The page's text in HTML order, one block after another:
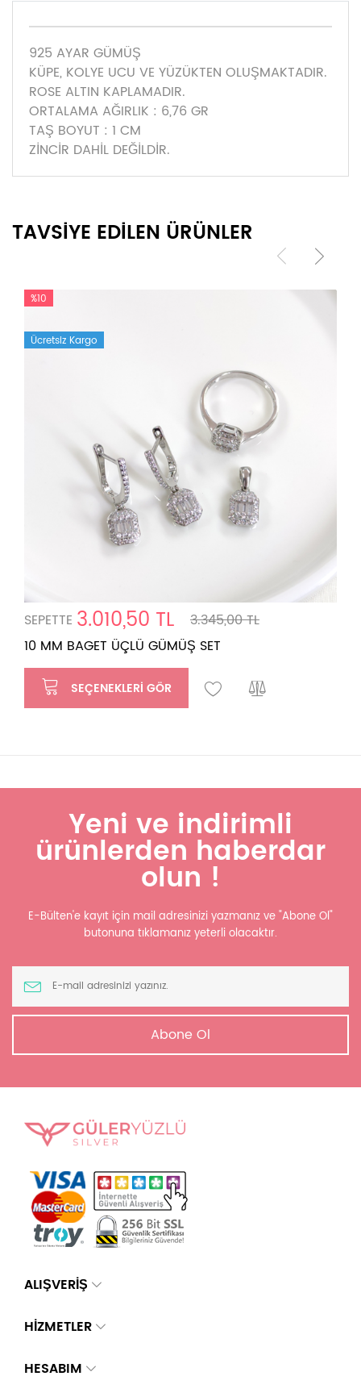
925 AYAR GÜMÜŞ
KÜPE, KOLYE UCU VE YÜZÜKTEN OLUŞMAKTADIR.
ROSE ALTIN KAPLAMADIR.
ORTALAMA AĞIRLIK : 6,76 GR
TAŞ BOYUT : 1 CM
ZİNCİR DAHİL DEĞİLDİR.
TAVSİYE EDİLEN ÜRÜNLER
%10
Ücretsiz Kargo
SEPETTE 3.010,50 TL
3.345,00 TL
10 MM BAGET ÜÇLÜ GÜMÜŞ SET
SEÇENEKLERI GÖR
Yeni ve indirimli
ürünlerden haberdar
olun !
E-Bülten'e kayıt için mail adresinizi yazmanız ve "Abone Ol"
butonuna tıklamanız yeterli olacaktır.
Abone Ol
ALIŞVERİŞ
HİZMETLER
HESABIM